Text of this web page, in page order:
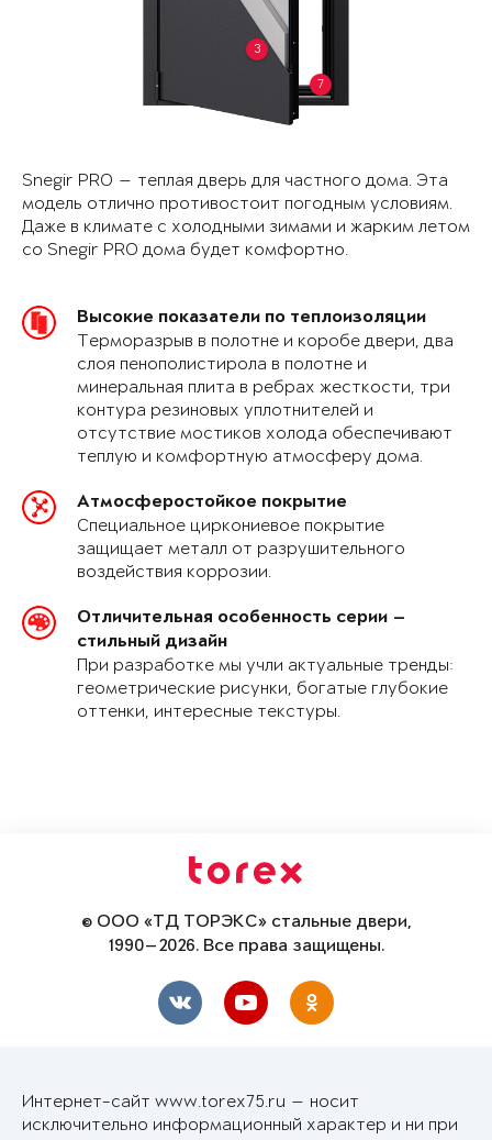
3
7
Snegir PRO — теплая дверь для частного дома. Эта
модель отлично противостоит погодным условиям.
Даже в климате с холодными зимами и жарким летом
со Snegir PRO дома будет комфортно.
Высокие показатели по теплоизоляции
Терморазрыв в полотне и коробе двери, два
слоя пенополистирола в полотне и
минеральная плита в ребрах жесткости, три
контура резиновых уплотнителей и
отсутствие мостиков холода обеспечивают
теплую и комфортную атмосферу дома.
Атмосферостойкое покрытие
Специальное циркониевое покрытие
защищает металл от разрушительного
воздействия коррозии.
Отличительная особенность серии —
стильный дизайн
При разработке мы учли актуальные тренды:
геометрические рисунки, богатые глубокие
оттенки, интересные текстуры.
© ООО «ТД ТОРЭКС» стальные двери,
1990—2026. Все права защищены.
Интернет-сайт www.torex75.ru — носит
исключительно информационный характер и ни при